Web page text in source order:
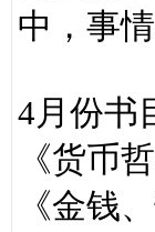
中，事
4月份书
《货币
《金钱